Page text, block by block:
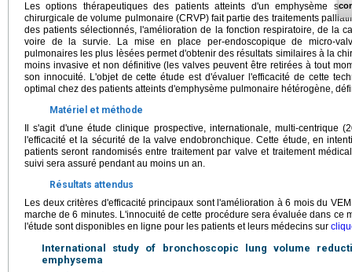
Les options thérapeutiques des patients atteints d'un emphysème
chirurgicale de volume pulmonaire (CRVP) fait partie des traitements
des patients sélectionnés, l'amélioration de la fonction respiratoire, de la
voire de la survie. La mise en place per-endoscopique de micro-
pulmonaires les plus lèsées permet d'obtenir des résultats similaires à la
moins invasive et non définitive (les valves peuvent être retirées à tout
son innocuité. L'objet de cette étude est d'évaluer l'efficacité de cette
optimal chez des patients atteints d'emphysème pulmonaire hétérogène,
Matériel et méthode
Il s'agit d'une étude clinique prospective, internationale, multi-centrique
l'efficacité et la sécurité de la valve endobronchique. Cette étude, en
patients seront randomisés entre traitement par valve et traitement
suivi sera assuré pendant au moins un an.
Résultats attendus
Les deux critères d'efficacité principaux sont l'amélioration à 6 mois du
marche de 6 minutes. L'innocuité de cette procédure sera évaluée dans ce
l'étude sont disponibles en ligne pour les patients et leurs médecins sur
International study of bronchoscopic lung volume
emphysema